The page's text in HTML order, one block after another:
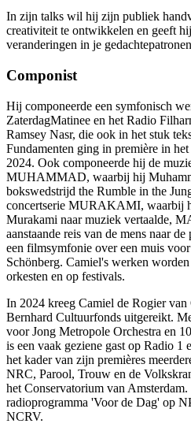
In zijn talks wil hij zijn publiek
creativiteit te ontwikkelen en geeft
veranderingen in je
Componist
Hij componeerde een symfonisch
ZaterdagMatinee en het Radio
Ramsey Nasr, die ook in het stuk
Fundamenten ging in première in
2024. Ook componeerde hij de
MUHAMMAD, waarbij hij
bokswedstrijd the Rumble in the
concertserie MURAKAMI, waarbij
Murakami naar muziek vertaalde,
aanstaande reis van de mens naar
een filmsymfonie over een muis
Schönberg. Camiel's werken
orkesten en op festivals.
In 2024 kreeg Camiel de Rogier
Bernhard Cultuurfonds uitgereikt.
voor Jong Metropole Orchestra en
is een vaak geziene gast op Radio
het kader van zijn premières
NRC, Parool, Trouw en de
het Conservatorium van
radioprogramma 'Voor de Dag' op
NCRV.